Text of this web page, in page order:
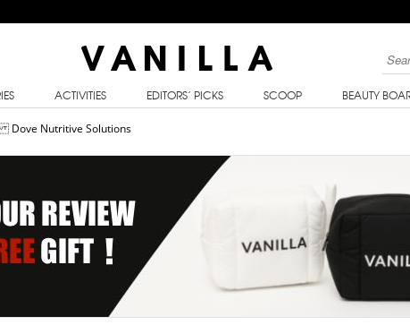
ACTIVITIES EDITORS’ PICKS SCOOP BEAUTY
Dove Nutritive Solutions